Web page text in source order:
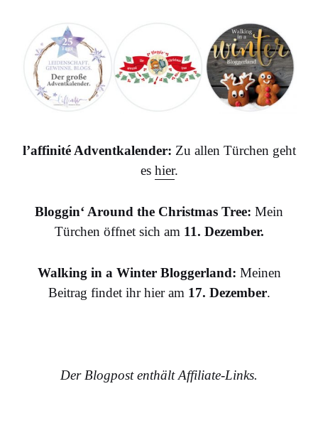
l’affinité Adventkalender: Zu allen Türchen geht
es hier.
Bloggin‘ Around the Christmas Tree: Mein
Türchen öffnet sich am 11. Dezember.
Walking in a Winter Bloggerland: Meinen
Beitrag findet ihr hier am 17. Dezember.
Der Blogpost enthält Affiliate-Links.